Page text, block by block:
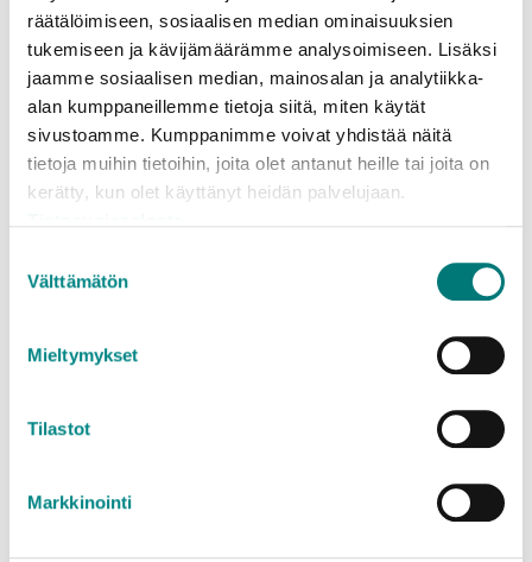
räätälöimiseen, sosiaalisen median ominaisuuksien
tukemiseen ja kävijämäärämme analysoimiseen. Lisäksi
jaamme sosiaalisen median, mainosalan ja analytiikka-
alan kumppaneillemme tietoja siitä, miten käytät
sivustoamme. Kumppanimme voivat yhdistää näitä
tietoja muihin tietoihin, joita olet antanut heille tai joita on
kerätty, kun olet käyttänyt heidän palvelujaan.
valinta
Välttämätön
Mieltymykset
Tilastot
Markkinointi
Kotitalouksien suurkuormien sekä yritysten
pien- ja suurkuormien hinta- ja
määrärajoitustiedot löytyvät erillisiltä
hinnastosivuilta:
Jäteasemahinnasto kotitalouksille (pien- ja
suurkuormat)
Mitä jätteelle tapahtuu?
Kotikompostista saa multaa omaan puutarhaan.